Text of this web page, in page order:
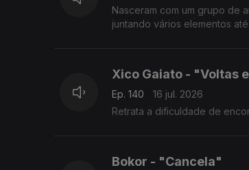
Nasceram com um grupo de
juntando vários elementos
Xico Gaiato - "Voltas
Ep. 140
16 jul. 2026
Retrata a dificuldade de
Bokor - "Cancela"